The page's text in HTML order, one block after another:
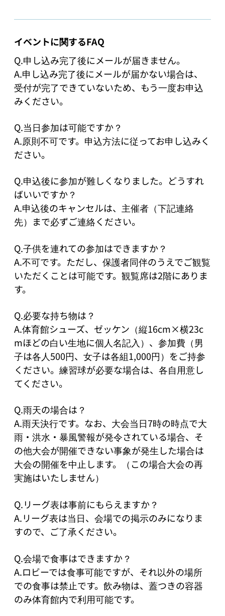
イベントに関するFAQ
Q.申し込み完了後にメールが届きません。
A.申し込み完了後にメールが届かない場合は、
受付が完了できていないため、もう一度お申込
みください。
Q.当日参加は可能ですか？
A.原則不可です。申込方法に従ってお申し込みく
ださい。
Q.申込後に参加が難しくなりました。どうすれ
ばいいですか？
A.申込後のキャンセルは、主催者（下記連絡
先）まで必ずご連絡ください。
Q.子供を連れての参加はできますか？
A.不可です。ただし、保護者同伴のうえでご観覧
いただくことは可能です。観覧席は2階にありま
す。
Q.必要な持ち物は？
A.体育館シューズ、ゼッケン（縦16cm×横23c
mほどの白い生地に個人名記入）、参加費（男
子は各人500円、女子は各組1,000円）をご持参
ください。練習球が必要な場合は、各自用意し
てください。
Q.雨天の場合は？
A.雨天決行です。なお、大会当日7時の時点で大
雨・洪水・暴風警報が発令されている場合、そ
の他大会が開催できない事象が発生した場合は
大会の開催を中止します。（この場合大会の再
実施はいたしません）
Q.リーグ表は事前にもらえますか？
A.リーグ表は当日、会場での掲示のみになりま
すので、ご了承ください。
Q.会場で食事はできますか？
A.ロビーでは食事可能ですが、それ以外の場所
での食事は禁止です。飲み物は、蓋つきの容器
のみ体育館内で利用可能です。